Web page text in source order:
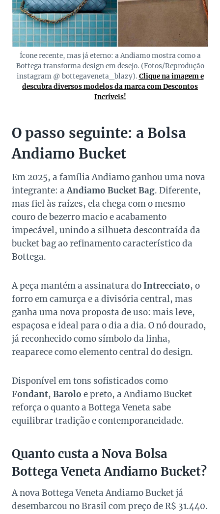
Ícone recente, mas já eterno: a Andiamo mostra como a
Bottega transforma design em desejo. (Fotos/Reprodução
instagram @ bottegaveneta_blazy). Clique na imagem e
descubra diversos modelos da marca com Descontos
Incríveis!
O passo seguinte: a Bolsa
Andiamo Bucket
Em 2025, a família Andiamo ganhou uma nova
integrante: aAndiamo Bucket Bag. Diferente,
mas fiel às raízes, ela chega com o mesmo
couro de bezerro macio e acabamento
impecável, unindo a silhueta descontraída da
bucket bag ao refinamento característico da
Bottega.
A peça mantém a assinatura doIntrecciato, o
forro em camurça e a divisória central, mas
ganha uma nova proposta de uso: mais leve,
espaçosa e ideal para o dia a dia. O nó dourado,
já reconhecido como símbolo da linha,
reaparece como elemento central do design.
Disponível em tons sofisticados como
Fondant, Barolo e preto, a Andiamo Bucket
reforça o quanto a Bottega Veneta sabe
equilibrar tradição e contemporaneidade.
Quanto custa a Nova Bolsa
Bottega Veneta Andiamo Bucket?
A nova Bottega Veneta Andiamo Bucket já
desembarcou no Brasil com preço de R$ 31.440.